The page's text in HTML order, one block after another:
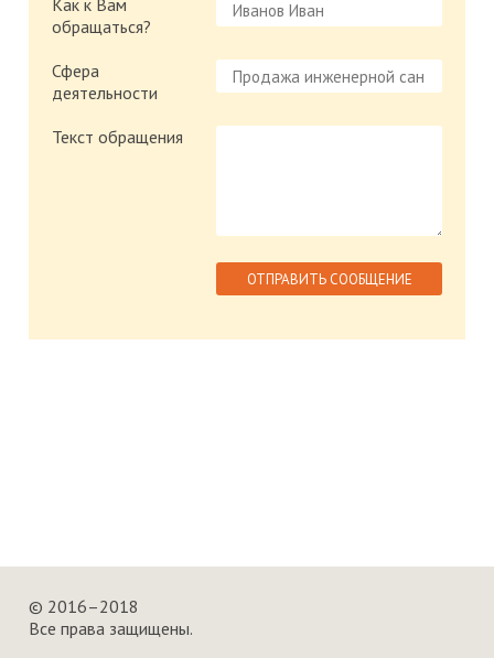
Как к Вам
обращаться?
Сфера
деятельности
Текст обращения
© 2016–2018
Все права защищены.